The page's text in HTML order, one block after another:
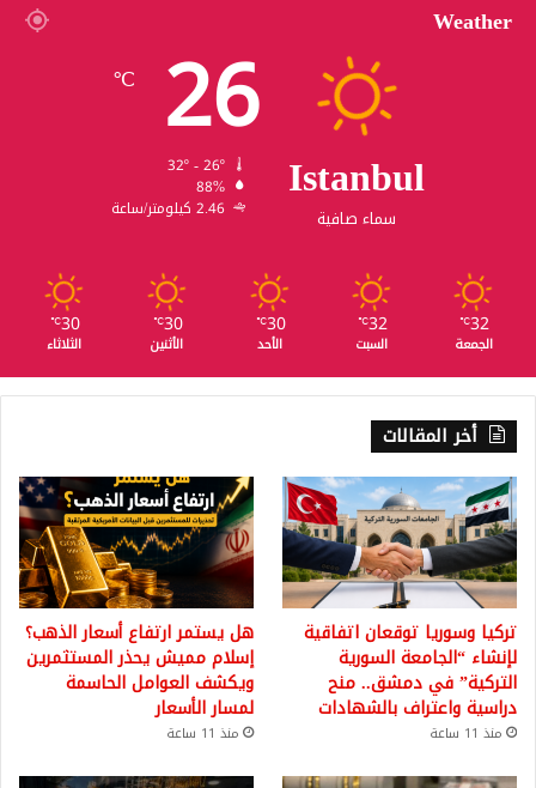
Weather
Istanbul
سماء صافية
26
℃
88%
2.46 كيلومتر/ساعة
32
℃
الجمعة
32
℃
السبت
30
℃
الأحد
30
℃
الأثنين
30
℃
الثلاثاء
أخر المقالات
تركيا وسوريا توقعان اتفاقية
لإنشاء “الجامعة السورية
التركية” في دمشق.. منح
دراسية واعتراف بالشهادات
منذ 11 ساعة
هل يستمر ارتفاع أسعار الذهب؟
إسلام مميش يحذر المستثمرين
ويكشف العوامل الحاسمة
لمسار الأسعار
منذ 11 ساعة